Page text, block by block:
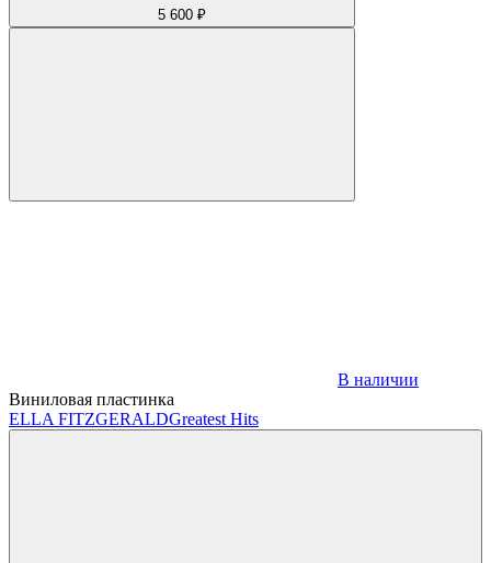
5 600 ₽
В наличии
Виниловая пластинка
ELLA FITZGERALDGreatest Hits